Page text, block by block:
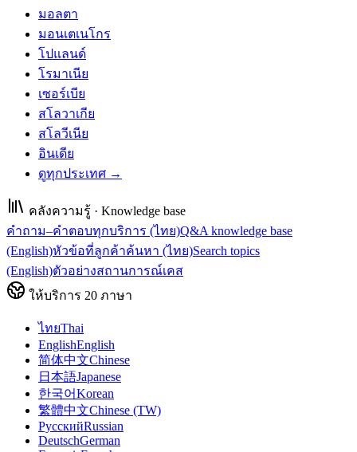
มอลตา
มอนเตเนโกร
โปแลนด์
โรมาเนีย
เซอร์เบีย
สโลวาเกีย
สโลวีเนีย
อินเดีย
ดูทุกประเทศ →
คลังความรู้ · Knowledge base
คำถาม–คำตอบทุกบริการ (ไทย)Q&A knowledge base
(English)หัวข้อที่ลูกค้าค้นหา (ไทย)Search topics
(English)ตัวอย่างสถานการณ์เคส
ให้บริการ 20 ภาษา
ไทยThai
EnglishEnglish
简体中文Chinese
日本語Japanese
한국어Korean
繁體中文Chinese (TW)
РусскийRussian
DeutschGerman